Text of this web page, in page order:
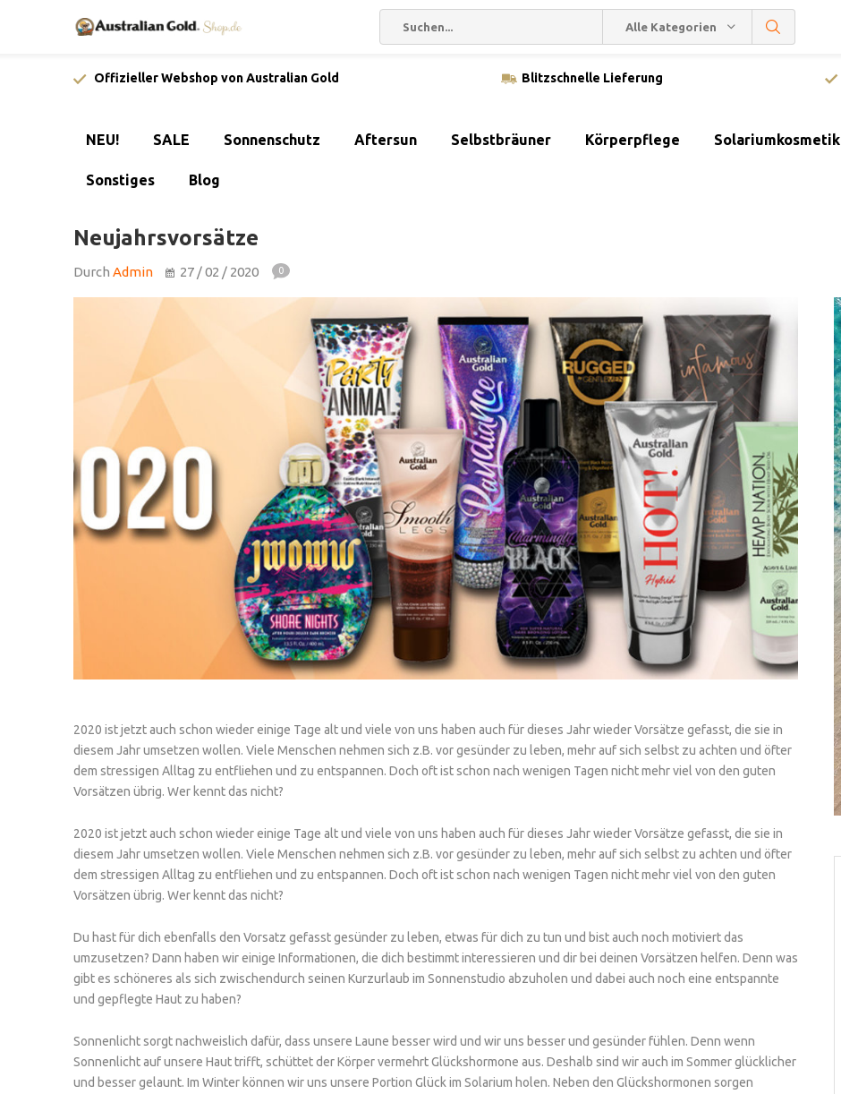
Alle Kategorien
Offizieller Webshop von Australian Gold Blitzschnelle Lieferung
NEU! SALE Sonnenschutz Aftersun Selbstbräuner Körperpflege Solariumkosmetik
Sonstiges Blog
Neujahrsvorsätze
Durch Admin 27 / 02 / 2020 0
2020 ist jetzt auch schon wieder einige Tage alt und viele von uns haben auch für dieses Jahr wieder Vorsätze gefasst, die sie in
diesem Jahr umsetzen wollen. Viele Menschen nehmen sich z.B. vor gesünder zu leben, mehr auf sich selbst zu achten und öfter
dem stressigen Alltag zu entfliehen und zu entspannen. Doch oft ist schon nach wenigen Tagen nicht mehr viel von den guten
Vorsätzen übrig. Wer kennt das nicht?
2020 ist jetzt auch schon wieder einige Tage alt und viele von uns haben auch für dieses Jahr wieder Vorsätze gefasst, die sie in
diesem Jahr umsetzen wollen. Viele Menschen nehmen sich z.B. vor gesünder zu leben, mehr auf sich selbst zu achten und öfter
dem stressigen Alltag zu entfliehen und zu entspannen. Doch oft ist schon nach wenigen Tagen nicht mehr viel von den guten
Vorsätzen übrig. Wer kennt das nicht?
Du hast für dich ebenfalls den Vorsatz gefasst gesünder zu leben, etwas für dich zu tun und bist auch noch motiviert das
umzusetzen? Dann haben wir einige Informationen, die dich bestimmt interessieren und dir bei deinen Vorsätzen helfen. Denn was
gibt es schöneres als sich zwischendurch seinen Kurzurlaub im Sonnenstudio abzuholen und dabei auch noch eine entspannte
und gepflegte Haut zu haben?
Sonnenlicht sorgt nachweislich dafür, dass unsere Laune besser wird und wir uns besser und gesünder fühlen. Denn wenn
Sonnenlicht auf unsere Haut trifft, schüttet der Körper vermehrt Glückshormone aus. Deshalb sind wir auch im Sommer glücklicher
und besser gelaunt. Im Winter können wir uns unsere Portion Glück im Solarium holen. Neben den Glückshormonen sorgen